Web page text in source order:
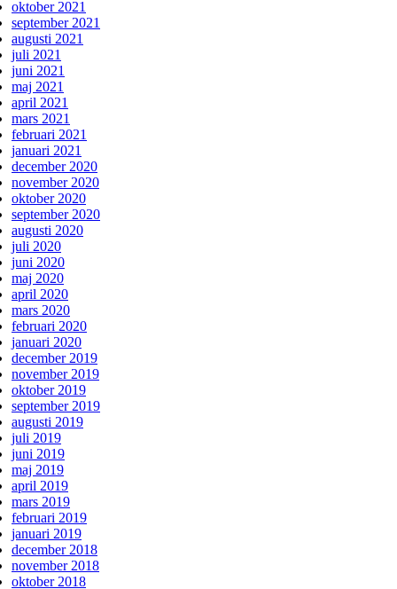
oktober 2021
september 2021
augusti 2021
juli 2021
juni 2021
maj 2021
april 2021
mars 2021
februari 2021
januari 2021
december 2020
november 2020
oktober 2020
september 2020
augusti 2020
juli 2020
juni 2020
maj 2020
april 2020
mars 2020
februari 2020
januari 2020
december 2019
november 2019
oktober 2019
september 2019
augusti 2019
juli 2019
juni 2019
maj 2019
april 2019
mars 2019
februari 2019
januari 2019
december 2018
november 2018
oktober 2018